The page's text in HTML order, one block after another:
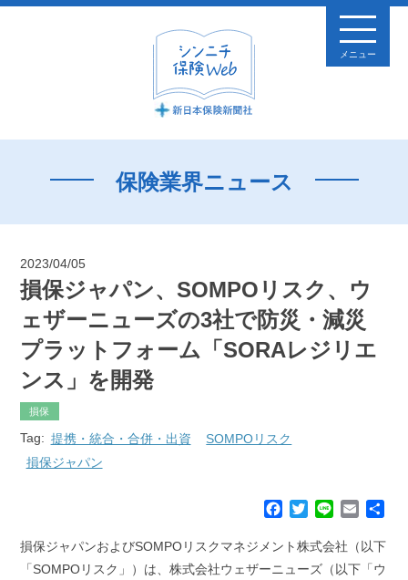
メニュー
保険業界ニュース
2023/04/05
損保ジャパン、SOMPOリスク、ウ
ェザーニューズの3社で防災・減災
プラットフォーム「SORAレジリエ
ンス」を開発
損保
Tag: 提携・統合・合併・出資
SOMPOリスク
損保ジャパン
c
T
i
t
n
e
E
a
i
損保ジャパンおよびSOMPOリスクマネジメント株式会社（以下
「SOMPOリスク」）は、株式会社ウェザーニューズ（以下「ウ